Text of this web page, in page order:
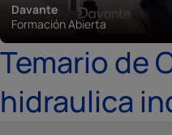
Davante
Formación Abierta
Temario de
hidraulica